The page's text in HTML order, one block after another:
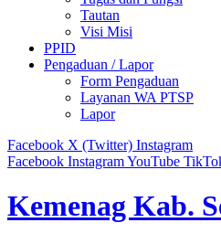
Tautan
Visi Misi
PPID
Pengaduan / Lapor
Form Pengaduan
Layanan WA PTSP
Lapor
Facebook X (Twitter) Instagram
Facebook InstagramYouTube
Kemenag Kab.